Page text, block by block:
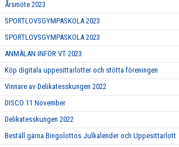
Årsmöte 2023
SPORTLOVSGYMPASKOLA 2023
SPORTLOVSGYMPASKOLA 2023
ANMÄLAN INFÖR VT 2023
Köp digitala uppesittarlotter och stötta föreningen
Vinnare av Delikatesskungen 2022
DISCO 11 November
Delikatesskungen 2022
Beställ gärna Bingolottos Julkalender och Uppesittarlott